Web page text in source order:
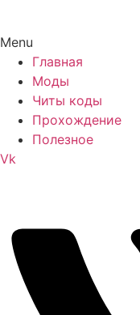
Menu
Главная
Моды
Читы коды
Прохождение
Полезное
Vk